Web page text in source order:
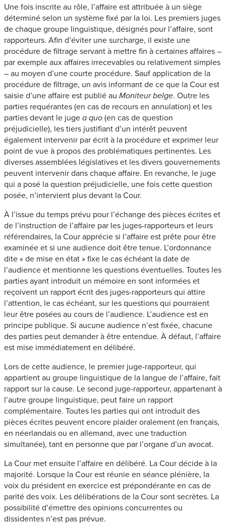
Une fois inscrite au rôle, l’affaire est attribuée à un siège
déterminé selon un système fixé par la loi. Les premiers juges
de chaque groupe linguistique, désignés pour l’affaire, sont
rapporteurs. Afin d’éviter une surcharge, il existe une
procédure de filtrage servant à mettre fin à certaines affaires –
par exemple aux affaires irrecevables ou relativement simples
– au moyen d’une courte procédure. Sauf application de la
procédure de filtrage, un avis informant de ce que la Cour est
saisie d’une affaire est publié au Moniteur belge. Outre les
parties requérantes (en cas de recours en annulation) et les
parties devant le juge a quo (en cas de question
préjudicielle), les tiers justifiant d’un intérêt peuvent
également intervenir par écrit à la procédure et exprimer leur
point de vue à propos des problématiques pertinentes. Les
diverses assemblées législatives et les divers gouvernements
peuvent intervenir dans chaque affaire. En revanche, le juge
qui a posé la question préjudicielle, une fois cette question
posée, n’intervient plus devant la Cour.
À l’issue du temps prévu pour l’échange des pièces écrites et
de l’instruction de l’affaire par les juges-rapporteurs et leurs
référendaires, la Cour apprécie si l’affaire est prête pour être
examinée et si une audience doit être tenue. L’ordonnance
dite « de mise en état » fixe le cas échéant la date de
l’audience et mentionne les questions éventuelles. Toutes les
parties ayant introduit un mémoire en sont informées et
reçoivent un rapport écrit des juges-rapporteurs qui attire
l’attention, le cas échéant, sur les questions qui pourraient
leur être posées au cours de l’audience. L’audience est en
principe publique. Si aucune audience n’est fixée, chacune
des parties peut demander à être entendue. À défaut, l’affaire
est mise immédiatement en délibéré.
Lors de cette audience, le premier juge-rapporteur, qui
appartient au groupe linguistique de la langue de l’affaire, fait
rapport sur la cause. Le second juge-rapporteur, appartenant à
l’autre groupe linguistique, peut faire un rapport
complémentaire. Toutes les parties qui ont introduit des
pièces écrites peuvent encore plaider oralement (en français,
en néerlandais ou en allemand, avec une traduction
simultanée), tant en personne que par l’organe d’un avocat.
La Cour met ensuite l’affaire en délibéré. La Cour décide à la
majorité. Lorsque la Cour est réunie en séance plénière, la
voix du président en exercice est prépondérante en cas de
parité des voix. Les délibérations de la Cour sont secrètes. La
possibilité d’émettre des opinions concurrentes ou
dissidentes n’est pas prévue.